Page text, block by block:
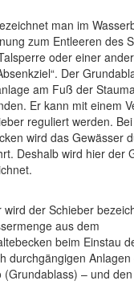
man im
zum Entleeren des
oder einer
Der
am Fuß der
Er kann mit einem
reguliert werden.
wird das Gewässer
Deshalb wird hier der
wird der Schieber
aus dem
beim Einstau
durchgängigen
(Grundablass) – und